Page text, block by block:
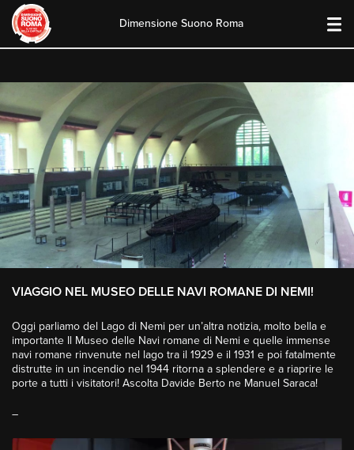
content
Dimensione Suono Roma
VIAGGIO NEL MUSEO DELLE NAVI ROMANE DI NEMI!
Oggi parliamo del Lago di Nemi per un’altra notizia, molto bella e
importante Il Museo delle Navi romane di Nemi e quelle immense
navi romane rinvenute nel lago tra il 1929 e il 1931 e poi fatalmente
distrutte in un incendio nel 1944 ritorna a splendere e a riaprire le
porte a tutti i visitatori! Ascolta Davide Berto ne Manuel Saraca!
–
Video